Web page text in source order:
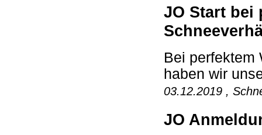
JO Start bei
Bei perfektem
haben wir
03.12.2019 ,
JO